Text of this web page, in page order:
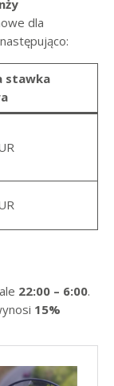
dla
stawka
22:00 – 6:00.
15%